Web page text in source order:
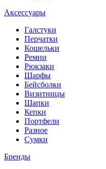
Аксессуары
Галстуки
Перчатки
Кошельки
Ремни
Рюкзаки
Шарфы
Бейсболки
Визитницы
Шапки
Кепки
Портфели
Разное
Сумки
Бренды